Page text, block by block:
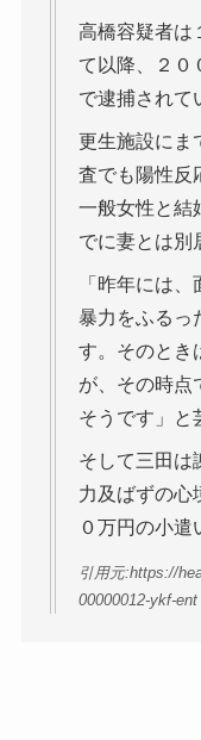
高橋容疑者は
て以降、２０
で逮捕されて
更生施設にま
査でも陽性反
一般女性と結
でに妻とは別
「昨年には
暴力をふるっ
す。そのとき
が、その時点
そうです」と
そして三田は
力及ばずの心
０万円の小遣
引用元:https://
00000012-ykf-ent